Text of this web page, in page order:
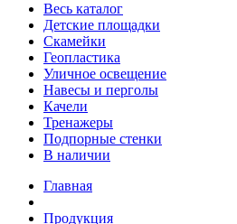
Весь каталог
Детские площадки
Скамейки
Геопластика
Уличное освещение
Навесы и перголы
Качели
Тренажеры
Подпорные стенки
В наличии
Главная
Продукция